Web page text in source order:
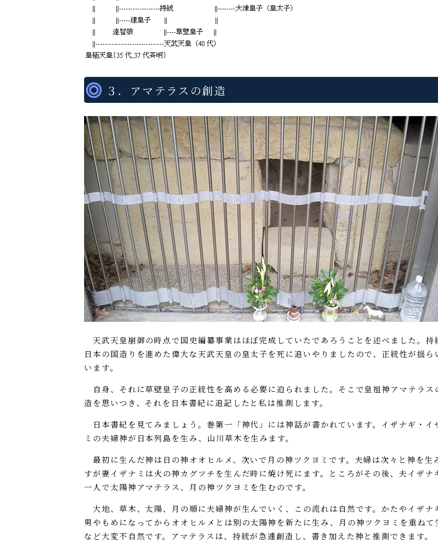
３．アマテラスの創造
天武天皇崩御の時点で国史編纂事業はほぼ完成していたであろうことを述べました。持
日本の国造りを進めた偉大な天武天皇の皇太子を死に追いやりましたので、正統性が揺ら
います。
自身、それに草壁皇子の正統性を高める必要に迫られました。そこで皇祖神アマテラス
造を思いつき、それを日本書紀に追記したと私は推測します。
日本書紀を見てみましょう。巻第一「神代」には神話が書かれています。イザナギ・イ
ミの夫婦神が日本列島を生み、山川草木を生みます。
最初に生んだ神は日の神オオヒルメ、次いで月の神ツクヨミです。夫婦は次々と神を生
すが妻イザナミは火の神カグツチを生んだ時に焼け死にます。ところがその後、夫イザナ
一人で太陽神アマテラス、月の神ツクヨミを生むのです。
大地、草木、太陽、月の順に夫婦神が生んでいく、この流れは自然です。かたやイザナ
男やもめになってからオオヒルメとは別の太陽神を新たに生み、月の神ツクヨミを重ねて
など大変不自然です。アマテラスは、持統が急遽創造し、書き加えた神と推測できます。